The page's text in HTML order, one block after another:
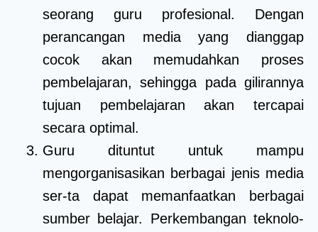
seorang guru profesional. Dengan
perancangan media yang dianggap
cocok akan memudahkan proses
pembelajaran, sehingga pada gilirannya
tujuan pembelajaran akan tercapai
secara optimal.
Guru dituntut untuk mampu
mengorganisasikan berbagai jenis media
ser-ta dapat memanfaatkan berbagai
sumber belajar. Perkembangan teknolo-